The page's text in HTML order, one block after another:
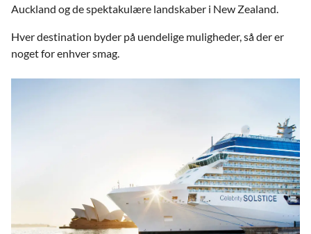
Auckland og de spektakulære landskaber i New Zealand.
Hver destination byder på uendelige muligheder, så der er
noget for enhver smag.